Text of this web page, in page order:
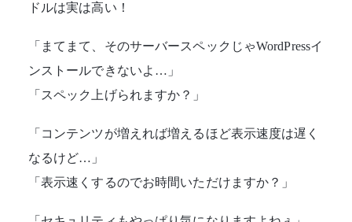
ドルは実は高い！
「まてまて、そのサーバースペックじゃWordPressイ
ンストールできないよ…」
「スペック上げられますか？」
「コンテンツが増えれば増えるほど表示速度は遅く
なるけど…」
「表示速くするのでお時間いただけますか？」